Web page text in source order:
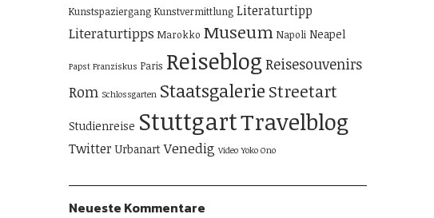
Kunstspaziergang Kunstvermittlung Literaturtipp
Literaturtipps Marokko Museum Napoli Neapel
Papst Franziskus Paris Reiseblog Reisesouvenirs
Rom Schlossgarten Staatsgalerie Streetart
Studienreise StuttgartTravelblog
Twitter Urbanart Venedig Video Yoko Ono
Neueste Kommentare